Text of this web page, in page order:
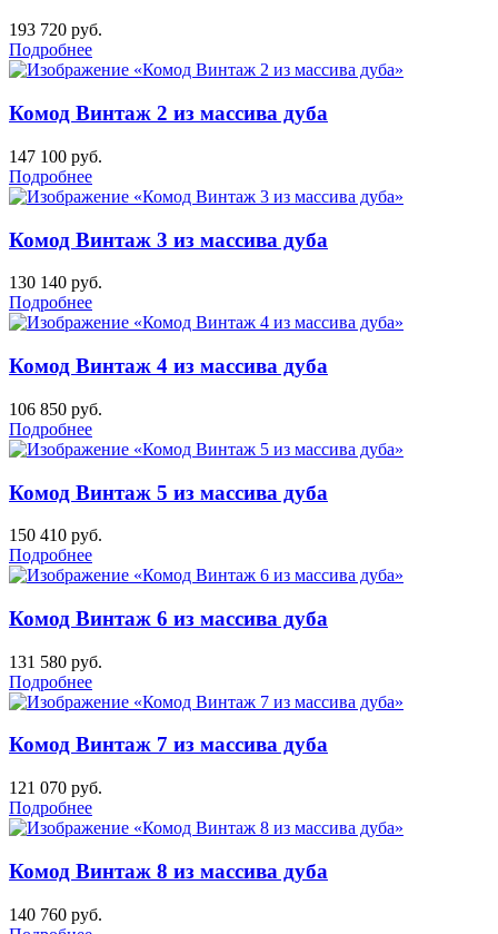
193 720 руб.
Подробнее
Комод Винтаж 2 из массива дуба
147 100 руб.
Подробнее
Комод Винтаж 3 из массива дуба
130 140 руб.
Подробнее
Комод Винтаж 4 из массива дуба
106 850 руб.
Подробнее
Комод Винтаж 5 из массива дуба
150 410 руб.
Подробнее
Комод Винтаж 6 из массива дуба
131 580 руб.
Подробнее
Комод Винтаж 7 из массива дуба
121 070 руб.
Подробнее
Комод Винтаж 8 из массива дуба
140 760 руб.